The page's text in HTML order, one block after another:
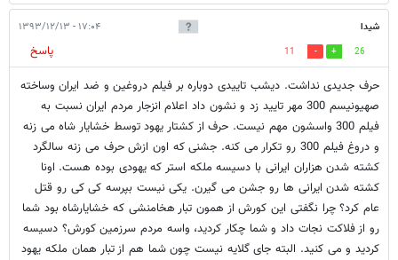
شیدا ۱۷:۰۴ - ۱۳۹۳/۱۲/۱۳
26
11
پاسخ
حرف جدیدی نداشت. دیشب تاییدی دوباره بر فیلم دروغین و ضد ایران وساخته
صهیونیسم 300 مهر تایید زد و نشون داد اعلام انزجار مردم ایران نسبت به
فیلم 300 واسشون مهم نیست. حرف از کشتار یهود توسط خشایار شاه می زنه
و دروغ فیلم 300 رو تکرار می کنه. جشنی که اون ازش حرف می زنه سالگرد
کشته شدن هزاران ایرانی با دسیسه ملکه استر که یهودی بوده هست. اونا
کشته شدن ایرانی ها رو جشن می گیرن. یکی نیست بپرسه کی کی رو قتل
عام کرد؟ چرا نگفتی این کورش از همون تبار هخامنشی که خشایارشاه بود شما
رو از فلاکت نجات داد و شما چکار کردید، واسه مردم سرزمین کورش؟ دسیسه
کردید و می کنید. البته جای گلایه نیست چون شما هم از تبار همان ملکه یهود